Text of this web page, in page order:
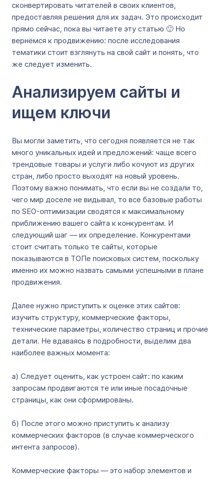
сконвертировать читателей в своих клиентов,
предоставляя решения для их задач. Это происходит
прямо сейчас, пока вы читаете эту статью 🙂 Но
вернёмся к продвижению: после исследования
тематики стоит взглянуть на свой сайт и понять, что
же следует изменить.
Анализируем сайты и
ищем ключи
Вы могли заметить, что сегодня появляется не так
много уникальных идей и предложений: чаще всего
трендовые товары и услуги либо кочуют из других
стран, либо просто выходят на новый уровень.
Поэтому важно понимать, что если вы не создали то,
чего мир доселе не видывал, то все базовые работы
по SEO-оптимизации сводятся к максимальному
приближению вашего сайта к конкурентам. И
следующий шаг — их определение. Конкурентами
стоит считать только те сайты, которые
показываются в ТОПе поисковых систем, поскольку
именно их можно назвать самыми успешными в плане
продвижения.
Далее нужно приступить к оценке этих сайтов:
изучить структуру, коммерческие факторы,
технические параметры, количество страниц и прочие
детали. Не вдаваясь в подробности, выделим два
наиболее важных момента:
а) Следует оценить, как устроен сайт: по каким
запросам продвигаются те или иные посадочные
страницы, как они сформированы.
б) После этого можно приступить к анализу
коммерческих факторов (в случае коммерческого
интента запросов).
Коммерческие факторы — это набор элементов и